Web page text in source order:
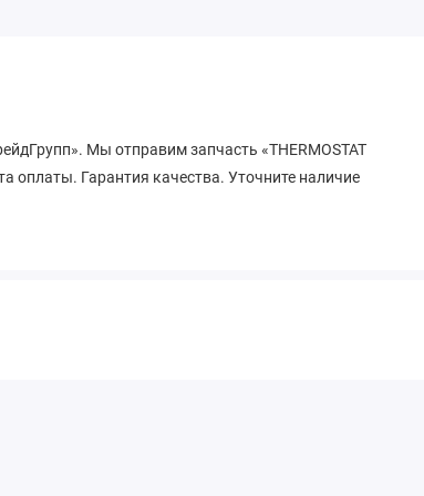
Мы отправим запчасть «THERMOSTAT
оплаты. Гарантия качества. Уточните наличие